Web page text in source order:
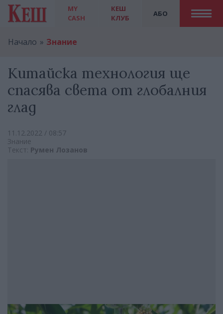
MY
CASH
АБО
КЕШ
КЛУБ
Начало Знание
Kитайскa технология ще
спасява света от глобалния
глад
11.12.2022 / 08:57
Знание
Текст: Румен Лозанов